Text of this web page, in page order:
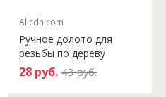
Alicdn.com
Ручное долото для
резьбы по дереву
28 руб. 43 руб.